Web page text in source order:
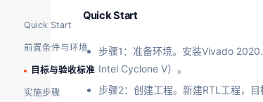
Quick Start
前置条件与环境
目标与验收标准
实施步骤
Quick Start
步骤1：准备环境。安装Vivado
Intel Cyclone V）。
步骤2：创建工程。新建RTL工程，